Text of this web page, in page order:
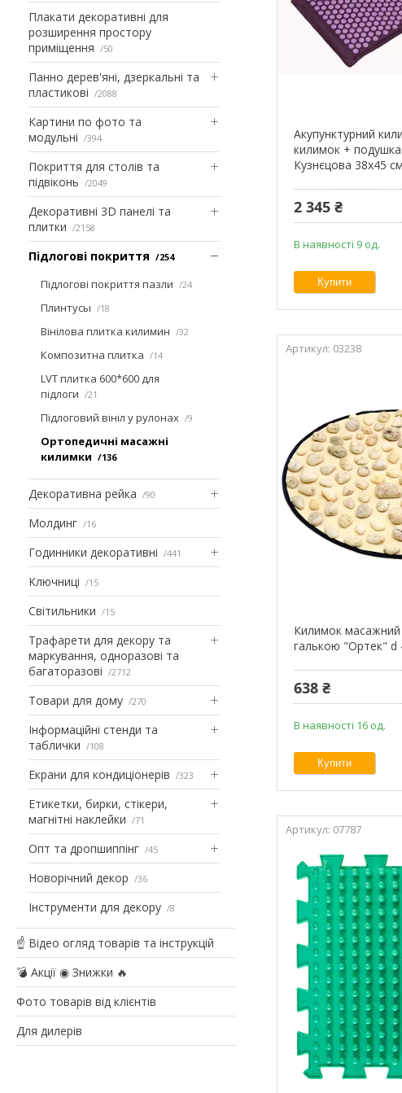
Плакати декоративні для
розширення простору
приміщення
50
Панно дерев'яні, дзеркальні та
пластикові
2088
Картини по фото та
модульні
394
Покриття для столів та
підвіконь
2049
Декоративні 3D панелі та
плитки
2158
Підлогові покриття 254
Підлогові покриття пазли 24
Плинтусы 18
Вінілова плитка килимин 32
Композитна плитка 14
LVT плитка 600*600 для
підлоги
21
Підлоговий вініл у рулонах 9
Ортопедичні масажні
килимки
136
Декоративна рейка 90
Молдинг 16
Годинники декоративні 441
Ключниці 15
Світильники 15
Трафарети для декору та
маркування, одноразові та
багаторазові
2712
Товари для дому 270
Інформаційні стенди та
таблички
108
Екрани для кондиціонерів 323
Етикетки, бирки, стікери,
магнітні наклейки
71
Опт та дропшиппінг 45
Новорічний декор 36
Інструменти для декору 8
☝ Відео огляд товарів та інструкцій
💣 Акції ◉ Знижки 🔥
Фото товарів від клієнтів
Для дилерів
Акупунктурний
килимок +
Кузнєцова 38x45 см
2 345 ₴
В наявності 9 од.
Купити
03238
Килимок
галькою "Ортек" d
638 ₴
В наявності 16 од.
Купити
07787